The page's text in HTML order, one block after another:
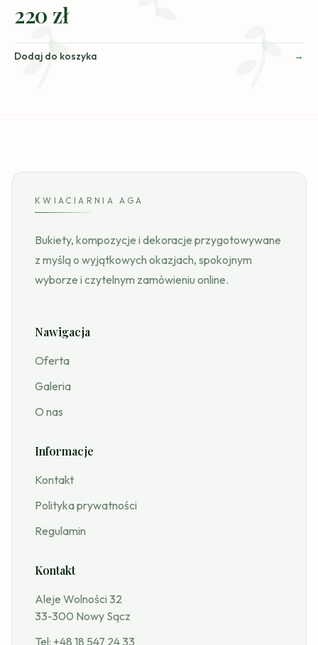
220 zł
Dodaj do koszyka
KWIACIARNIA AGA
Bukiety, kompozycje i dekoracje przygotowywane
z myślą o wyjątkowych okazjach, spokojnym
wyborze i czytelnym zamówieniu online.
Nawigacja
Oferta
Galeria
O nas
Informacje
Kontakt
Polityka prywatności
Regulamin
Kontakt
Aleje Wolności 32
33-300 Nowy Sącz
Tel: +48 18 547 24 33